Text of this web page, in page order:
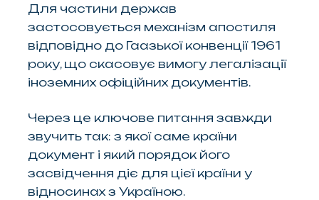
Для частини держав
застосовується механізм апостиля
відповідно до Гаазької конвенції 1961
року, що скасовує вимогу легалізації
іноземних офіційних документів.
Через це ключове питання завжди
звучить так: з якої саме країни
документ і який порядок його
засвідчення діє для цієї країни у
відносинах з Україною.